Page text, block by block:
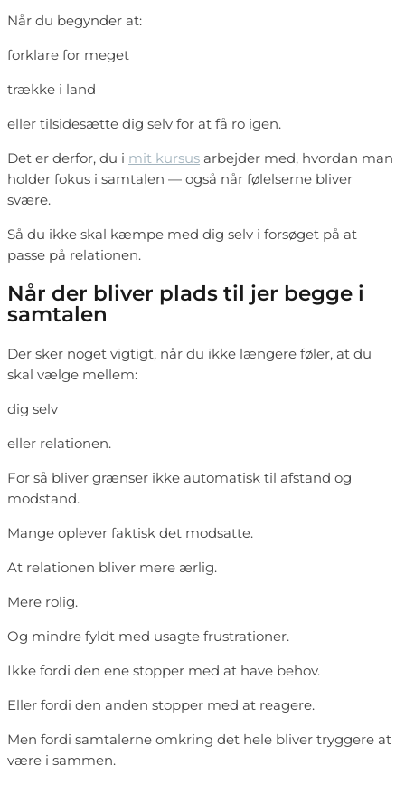
Når du begynder at:
forklare for meget
trække i land
eller tilsidesætte dig selv for at få ro igen.
Det er derfor, du i mit kursus arbejder med, hvordan man
holder fokus i samtalen — også når følelserne bliver
svære.
Så du ikke skal kæmpe med dig selv i forsøget på at
passe på relationen.
Når der bliver plads til jer begge i
samtalen
Der sker noget vigtigt, når du ikke længere føler, at du
skal vælge mellem:
dig selv
eller relationen.
For så bliver grænser ikke automatisk til afstand og
modstand.
Mange oplever faktisk det modsatte.
At relationen bliver mere ærlig.
Mere rolig.
Og mindre fyldt med usagte frustrationer.
Ikke fordi den ene stopper med at have behov.
Eller fordi den anden stopper med at reagere.
Men fordi samtalerne omkring det hele bliver tryggere at
være i sammen.